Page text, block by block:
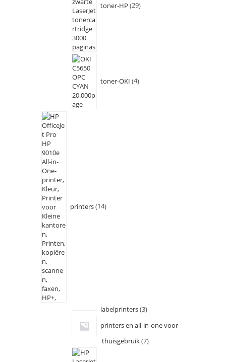
toner-HP 29
toner-OKI 4
printers 14
labelprinters 3
printers en all-in-one voor
thuisgebruik 7